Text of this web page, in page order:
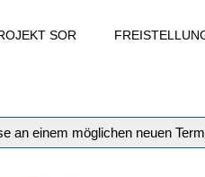
SOR
an einem möglichen neuen